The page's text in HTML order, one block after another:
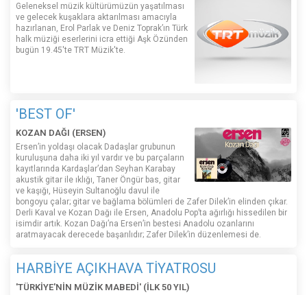
Geleneksel müzik kültürümüzün yaşatılması
ve gelecek kuşaklara aktarılması amacıyla
hazırlanan, Erol Parlak ve Deniz Toprak’ın Türk
halk müziği eserlerini icra ettiği Aşk Özünden
bugün 19.45'te TRT Müzik'te.
'BEST OF'
KOZAN DAĞI (ERSEN)
Ersen’in yoldaşı olacak Dadaşlar grubunun
kuruluşuna daha iki yıl vardır ve bu parçaların
kayıtlarında Kardaşlar’dan Seyhan Karabay
akustik gitar ile ıklığı, Taner Öngür bas, gitar
ve kaşığı, Hüseyin Sultanoğlu davul ile
bongoyu çalar; gitar ve bağlama bölümleri de Zafer Dilek’in elinden çıkar.
Derli Kaval ve Kozan Dağı ile Ersen, Anadolu Pop’ta ağırlığı hissedilen bir
isimdir artık. Kozan Dağı’na Ersen’in bestesi Anadolu ozanlarını
aratmayacak derecede başarılıdır; Zafer Dilek’in düzenlemesi de.
HARBİYE AÇIKHAVA TİYATROSU
'TÜRKİYE'NİN MÜZİK MABEDİ' (İLK 50 YIL)